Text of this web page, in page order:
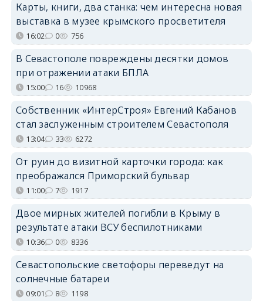
Карты, книги, два станка: чем интересна новая
выставка в музее крымского просветителя
16:02 0 756
В Севастополе повреждены десятки домов
при отражении атаки БПЛА
15:00 16 10968
Собственник «ИнтерСтроя» Евгений Кабанов
стал заслуженным строителем Севастополя
13:04 33 6272
От руин до визитной карточки города: как
преображался Приморский бульвар
11:00 7 1917
Двое мирных жителей погибли в Крыму в
результате атаки ВСУ беспилотниками
10:36 0 8336
Севастопольские светофоры переведут на
солнечные батареи
09:01 8 1198